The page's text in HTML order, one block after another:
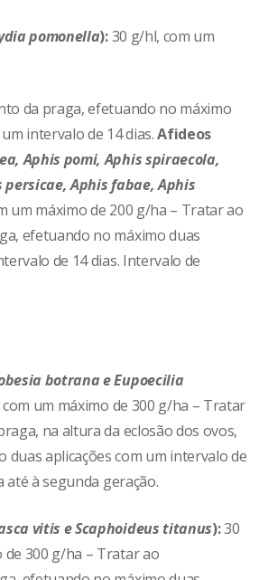
pomonella):30 g/hl, com um
da praga, efetuando no máximo
intervalo de 14 dias.Afideos
Aphis pomi, Aphis spiraecola,
persicae, Aphis fabae, Aphis
um máximo de 200 g/ha – Tratar ao
efetuando no máximo duas
de 14 dias. Intervalo de
botrana e Eupoecilia
um máximo de 300 g/ha – Tratar
na altura da eclosão dos ovos,
duas aplicações com um intervalo de
até à segunda geração.
vitis e Scaphoideus titanus):30
de 300 g/ha – Tratar ao